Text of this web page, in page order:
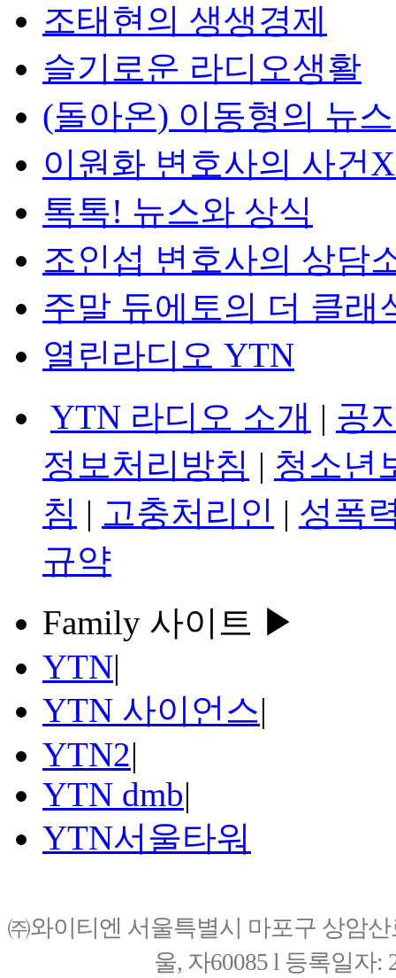
조태현의 생생경제
슬기로운 라디오생활
(돌아온) 이동형의 뉴
이원화 변호사의 사건
톡톡! 뉴스와 상식
조인섭 변호사의 상담
주말 듀에토의 더 클래
열린라디오 YTN
YTN 라디오 소개 | 공
정보처리방침 | 청소년
침 | 고충처리인 | 성폭
규약
Family 사이트 ▶
YTN|
YTN 사이언스|
YTN2|
YTN dmb|
YTN서울타워
㈜와이티엔 서울특별시 마포구 상암
울, 자60085 l 등록일자: